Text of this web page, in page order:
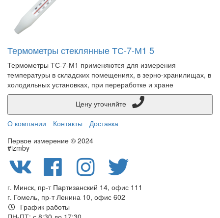
Термометры стеклянные ТС-7-М1 5
Термометры ТС-7-М1 применяются для измерения
температуры в складских помещениях, в зерно-хранилищах, в
холодильных установках, при переработке и хране
О компании
Контакты
Доставка
Первое измерение © 2024
#izmby
г. Минск, пр-т Партизанский 14, офис 111
г. Гомель, пр-т Ленина 10, офис 602
График работы